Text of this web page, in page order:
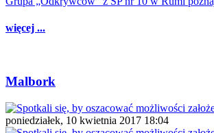
więcej ...
Malbork
poniedziałek, 10 kwietnia 2017 18:04